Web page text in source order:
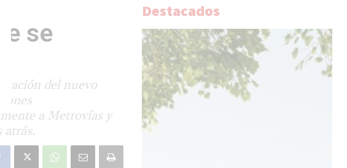
se
del nuevo
a Metrovías y
atrás.
Destacados